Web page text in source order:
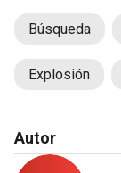
Búsqueda
Explosión
Autor